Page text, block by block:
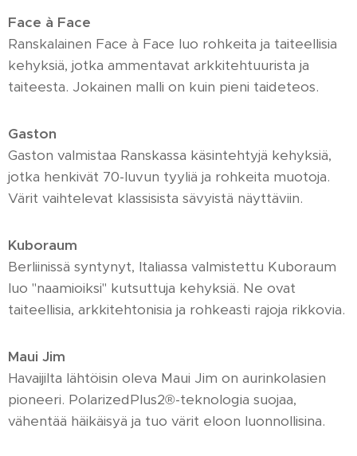
Face à Face
Ranskalainen Face à Face luo rohkeita ja taiteellisia
kehyksiä, jotka ammentavat arkkitehtuurista ja
taiteesta. Jokainen malli on kuin pieni taideteos.
Gaston
Gaston valmistaa Ranskassa käsintehtyjä kehyksiä,
jotka henkivät 70-luvun tyyliä ja rohkeita muotoja.
Värit vaihtelevat klassisista sävyistä näyttäviin.
Kuboraum
Berliinissä syntynyt, Italiassa valmistettu Kuboraum
luo "naamioiksi" kutsuttuja kehyksiä. Ne ovat
taiteellisia, arkkitehtonisia ja rohkeasti rajoja rikkovia.
Maui Jim
Havaijilta lähtöisin oleva Maui Jim on aurinkolasien
pioneeri. PolarizedPlus2®-teknologia suojaa,
vähentää häikäisyä ja tuo värit eloon luonnollisina.